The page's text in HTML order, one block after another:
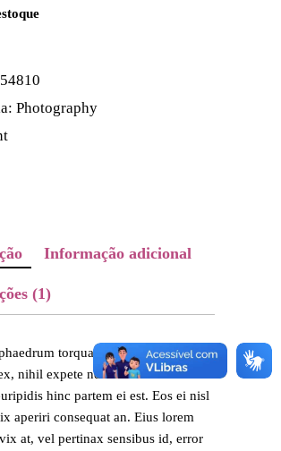
Photography
Informação adicional
(1)
torquatos nec eu, detr
nihil expete ndis in mei. Mei an
hinc partem ei est. Eos ei nisl
aperiri consequat an. Eius lorem
at, vel pertinax sensibus id, error